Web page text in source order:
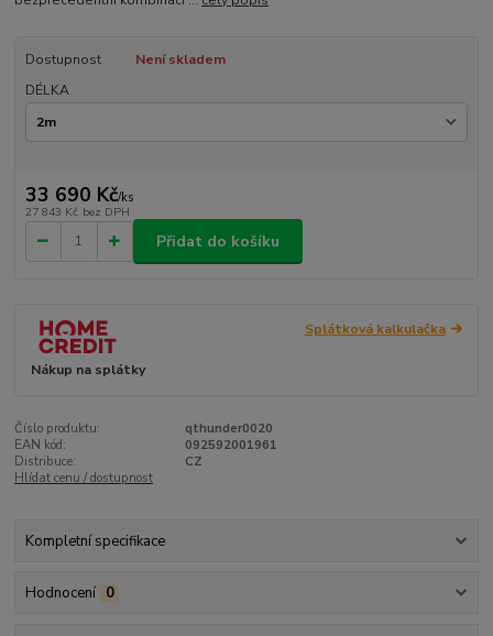
Dostupnost
Není skladem
DÉLKA
33 690 Kč/ks
27 843 Kč bez DPH
Přidat do košíku
Splátková kalkulačka
Nákup na splátky
Číslo produktu:
qthunder0020
EAN kód:
092592001961
Distribuce:
CZ
Hlídat cenu / dostupnost
Kompletní specifikace
Hodnocení 0